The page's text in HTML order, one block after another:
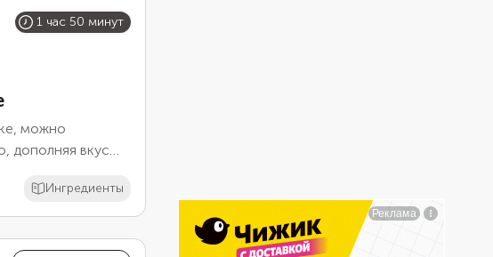
1 час 50 минут
можно
дополняя вкус
в процессе
Мясо
промыть,
Ингредиенты